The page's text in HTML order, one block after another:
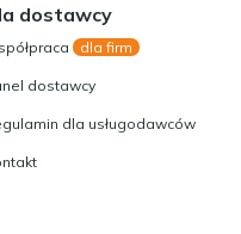
dostawcy
dla firm
dostawcy
dla usługodawców